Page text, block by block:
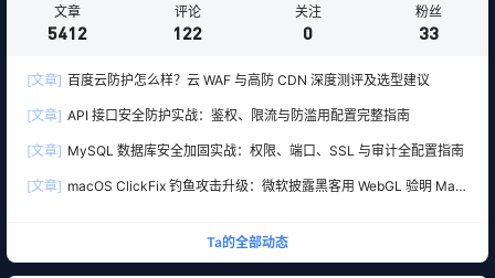
文章
5412
评论
122
关注
0
粉丝
33
[文章] 百度云防护怎么样？云 WAF 与高防 CDN 深度测评及选型建议
[文章] API 接口安全防护实战：鉴权、限流与防滥用配置完整指南
[文章] MySQL 数据库安全加固实战：权限、端口、SSL 与审计全配置指南
[文章] macOS ClickFix 钓鱼攻击升级：微软披露黑客用 WebGL 验明 Mac
Ta的全部动态